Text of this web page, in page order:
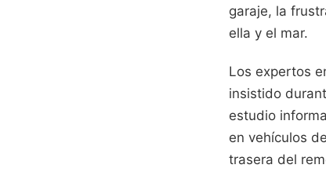
garaje, la
ella y el mar.
Los expertos
insistido
estudio
en vehículos
trasera del